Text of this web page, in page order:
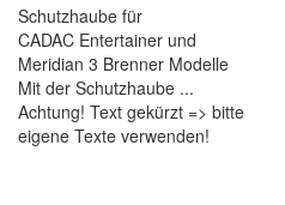
Schutzhaube für
CADAC Entertainer und
Meridian 3 Brenner Modelle
Mit der Schutzhaube ...
Achtung! Text gekürzt => bitte
eigene Texte verwenden!